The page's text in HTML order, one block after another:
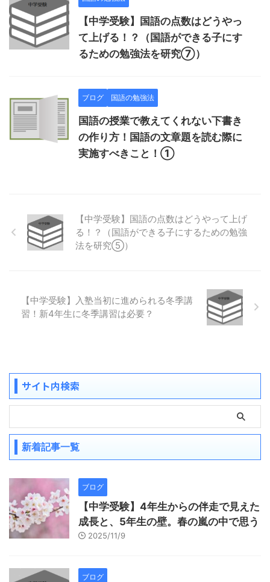
【中学受験】国語の点数はどうやっ
て上げる！？（国語ができる子にす
るための勉強法を研究⑦）
ブログ 国語の勉強法
国語の授業で教えてくれない下書き
の作り方！国語の文章題を読む際に
実施すべきこと！①
【中学受験】国語の点数はどうやって上げ
る！？（国語ができる子にするための勉強
法を研究⑤）
【中学受験】入塾当初に進められる冬季講
習！新4年生に冬季講習は必要？
サイト内検索
新着記事一覧
ブログ
【中学受験】4年生からの伴走で見えた
成長と、5年生の壁。春の嵐の中で思う
2025/11/9
ブログ